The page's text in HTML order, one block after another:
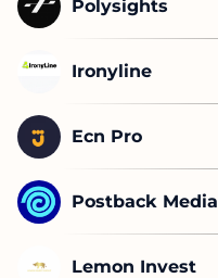
Polysights
Ironyline
Ecn Pro
Postback Media
Lemon Invest